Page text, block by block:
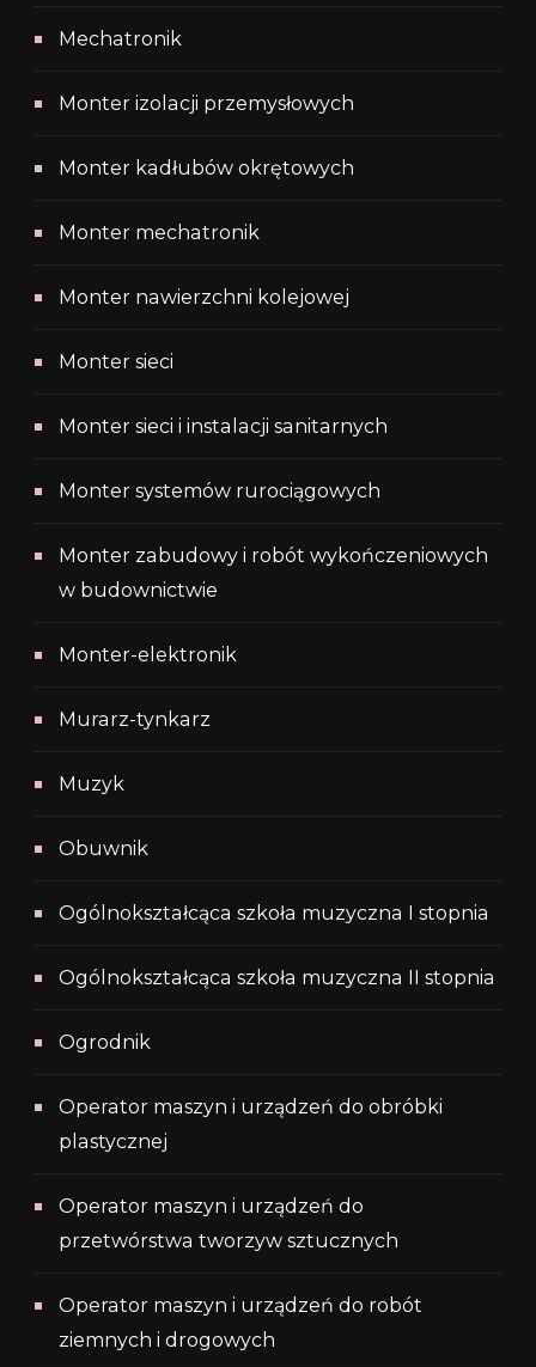
Mechatronik
Monter izolacji przemysłowych
Monter kadłubów okrętowych
Monter mechatronik
Monter nawierzchni kolejowej
Monter sieci
Monter sieci i instalacji sanitarnych
Monter systemów rurociągowych
Monter zabudowy i robót wykończeniowych
w budownictwie
Monter-elektronik
Murarz-tynkarz
Muzyk
Obuwnik
Ogólnokształcąca szkoła muzyczna I stopnia
Ogólnokształcąca szkoła muzyczna II stopnia
Ogrodnik
Operator maszyn i urządzeń do obróbki
plastycznej
Operator maszyn i urządzeń do
przetwórstwa tworzyw sztucznych
Operator maszyn i urządzeń do robót
ziemnych i drogowych